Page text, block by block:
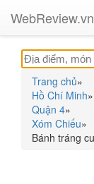
WebReview.vn
Trang chủ»
Hồ Chí Minh»
Quận 4»
Xóm Chiếu»
Bánh tráng